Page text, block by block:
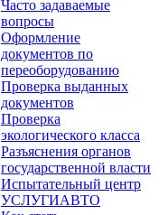
Часто задаваемые
вопросы
Оформление
документов по
переоборудованию
Проверка выданных
документов
Проверка
экологического класса
Разъяснения органов
государственной власти
Испытательный центр
УСЛУГИАВТО